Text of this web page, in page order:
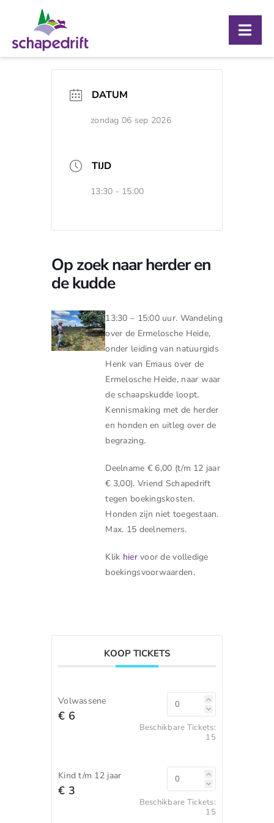
inhoud
Over ons
Bezoekerscentrum
DATUM
zondag 06 sep 2026
TIJD
13:30 - 15:00
Op zoek naar herder en
de kudde
13:30 – 15:00 uur. Wandeling
over de Ermelosche Heide,
onder leiding van natuurgids
Henk van Emaus over de
Ermelosche Heide, naar waar
de schaapskudde loopt.
Kennismaking met de herder
en honden en uitleg over de
begrazing.
Deelname € 6,00 (t/m 12 jaar
€ 3,00). Vriend Schapedrift
tegen boekingskosten.
Honden zijn niet toegestaan.
Max. 15 deelnemers.
Klik hiervoor de volledige
boekingsvoorwaarden.
KOOP TICKETS
Volwassene
€ 6
Beschikbare Tickets:
15
Kind t/m 12 jaar
€ 3
Beschikbare Tickets:
15